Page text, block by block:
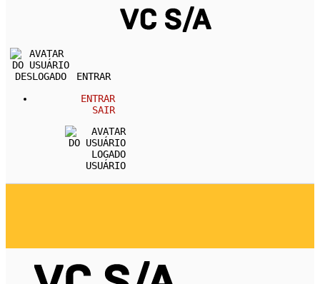
ENTRAR
ENTRAR
SAIR
USUÁRIO